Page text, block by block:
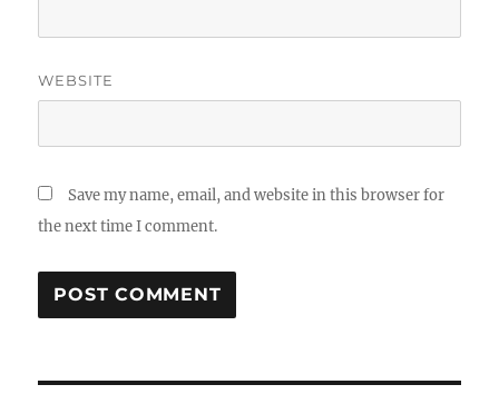
WEBSITE
Save my name, email, and website in this browser for
the next time I comment.